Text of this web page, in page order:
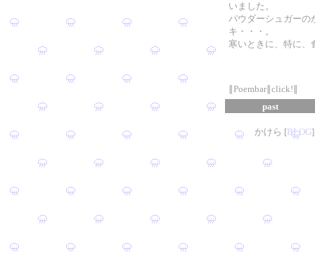
いました。
パウダーシュガーの
キ・・・。
寒いときに、特に、
∥Poembar∥click!∥
past
かけら [BLOG